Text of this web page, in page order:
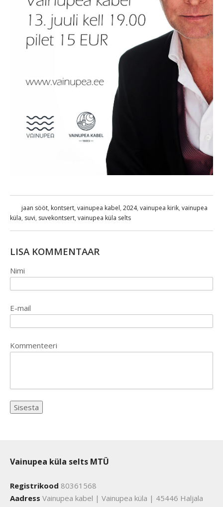
jaan sööt, kontsert, vainupea kabel, 2024, vainupea kirik, vainupea
küla, suvi, suvekontsert, vainupea küla selts
LISA KOMMENTAAR
Nimi
E-mail
Kommenteeri
Vainupea küla selts MTÜ
Registrikood 80361568
Aadress Vainupea kabel | Vainupea küla | 45446 Haljala